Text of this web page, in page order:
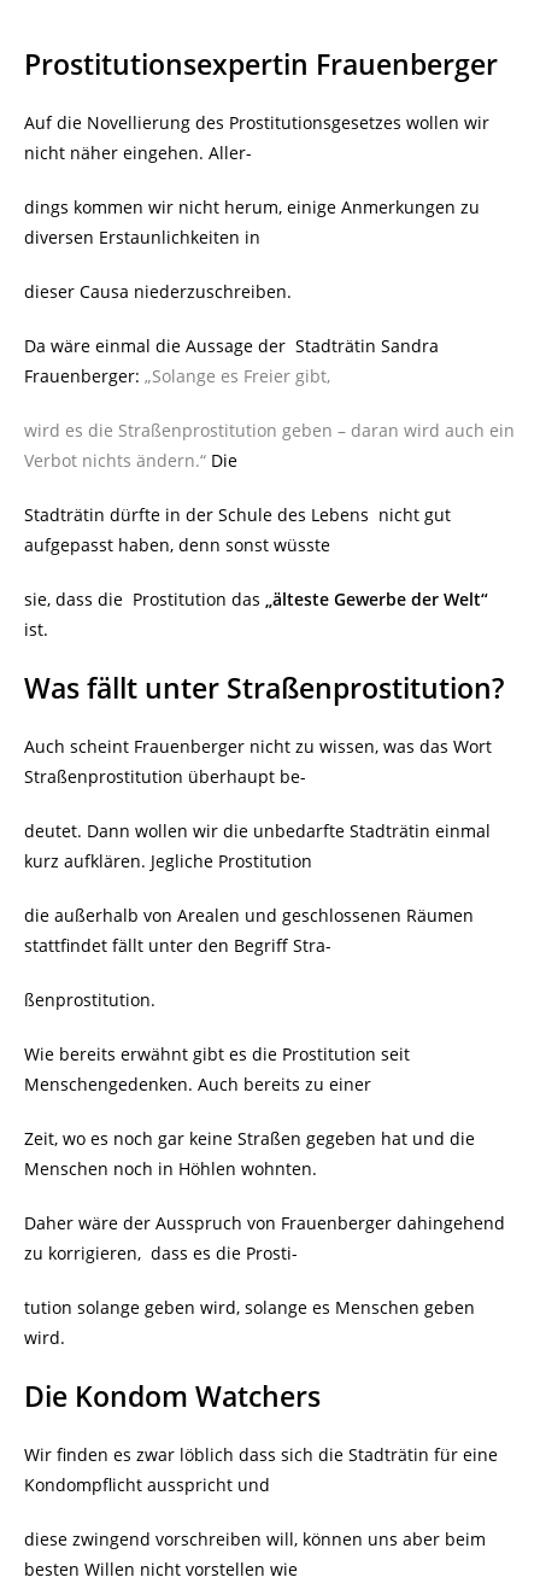
Prostitutionsexpertin Frauenberger
Auf die Novellierung des Prostitutionsgesetzes wollen wir
nicht näher eingehen. Aller-
dings kommen wir nicht herum, einige Anmerkungen zu
diversen Erstaunlichkeiten in
dieser Causa niederzuschreiben.
Da wäre einmal die Aussage der Stadträtin Sandra
Frauenberger: „Solange es Freier gibt,
wird es die Straßenprostitution geben – daran wird auch ein
Verbot nichts ändern.“ Die
Stadträtin dürfte in der Schule des Lebens nicht gut
aufgepasst haben, denn sonst wüsste
sie, dass die Prostitution das „älteste Gewerbe der Welt“
ist.
Was fällt unter Straßenprostitution?
Auch scheint Frauenberger nicht zu wissen, was das Wort
Straßenprostitution überhaupt be-
deutet. Dann wollen wir die unbedarfte Stadträtin einmal
kurz aufklären. Jegliche Prostitution
die außerhalb von Arealen und geschlossenen Räumen
stattfindet fällt unter den Begriff Stra-
ßenprostitution.
Wie bereits erwähnt gibt es die Prostitution seit
Menschengedenken. Auch bereits zu einer
Zeit, wo es noch gar keine Straßen gegeben hat und die
Menschen noch in Höhlen wohnten.
Daher wäre der Ausspruch von Frauenberger dahingehend
zu korrigieren, dass es die Prosti-
tution solange geben wird, solange es Menschen geben
wird.
Die Kondom Watchers
Wir finden es zwar löblich dass sich die Stadträtin für eine
Kondompflicht ausspricht und
diese zwingend vorschreiben will, können uns aber beim
besten Willen nicht vorstellen wie